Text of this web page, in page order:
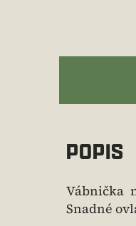
POPIS
Vábnička
Snadné